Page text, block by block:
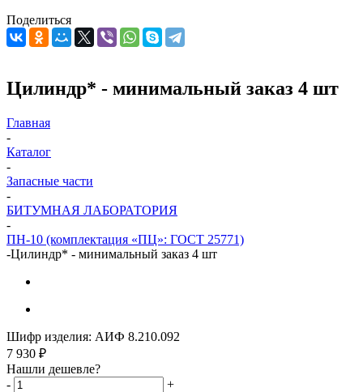
Поделиться
Цилиндр* - минимальный заказ 4 шт
Главная
-
Каталог
-
Запасные части
-
БИТУМНАЯ ЛАБОРАТОРИЯ
-
ПН-10 (комплектация «ПЦ»: ГОСТ 25771)
-Цилиндр* - минимальный заказ 4 шт
Шифр изделия: АИФ 8.210.092
7 930 ₽
Нашли дешевле?
-
+